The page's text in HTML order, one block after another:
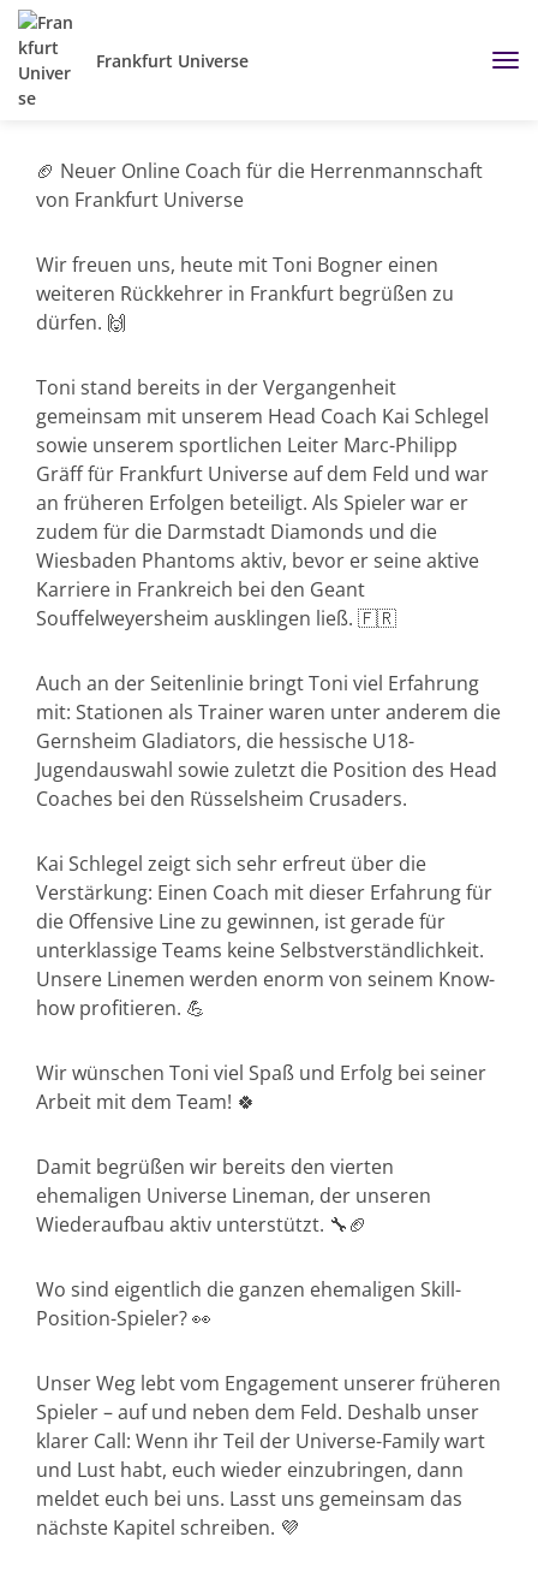
Frankfurt Universe
🏈 Neuer Online Coach für die Herrenmannschaft
von Frankfurt Universe
Wir freuen uns, heute mit Toni Bogner einen
weiteren Rückkehrer in Frankfurt begrüßen zu
dürfen. 🙌
Toni stand bereits in der Vergangenheit
gemeinsam mit unserem Head Coach Kai Schlegel
sowie unserem sportlichen Leiter Marc-Philipp
Gräff für Frankfurt Universe auf dem Feld und war
an früheren Erfolgen beteiligt. Als Spieler war er
zudem für die Darmstadt Diamonds und die
Wiesbaden Phantoms aktiv, bevor er seine aktive
Karriere in Frankreich bei den Geant
Souffelweyersheim ausklingen ließ. 🇫🇷
Auch an der Seitenlinie bringt Toni viel Erfahrung
mit: Stationen als Trainer waren unter anderem die
Gernsheim Gladiators, die hessische U18-
Jugendauswahl sowie zuletzt die Position des Head
Coaches bei den Rüsselsheim Crusaders.
Kai Schlegel zeigt sich sehr erfreut über die
Verstärkung: Einen Coach mit dieser Erfahrung für
die Offensive Line zu gewinnen, ist gerade für
unterklassige Teams keine Selbstverständlichkeit.
Unsere Linemen werden enorm von seinem Know-
how profitieren. 💪
Wir wünschen Toni viel Spaß und Erfolg bei seiner
Arbeit mit dem Team! 🍀
Damit begrüßen wir bereits den vierten
ehemaligen Universe Lineman, der unseren
Wiederaufbau aktiv unterstützt. 🔧🏈
Wo sind eigentlich die ganzen ehemaligen Skill-
Position-Spieler? 👀
Unser Weg lebt vom Engagement unserer früheren
Spieler – auf und neben dem Feld. Deshalb unser
klarer Call: Wenn ihr Teil der Universe-Family wart
und Lust habt, euch wieder einzubringen, dann
meldet euch bei uns. Lasst uns gemeinsam das
nächste Kapitel schreiben. 💜